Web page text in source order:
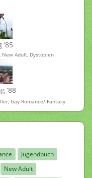
New Adult, Dystopien
’88
Gay-Romance/-Fantasy
Jugendbuch
New Adult